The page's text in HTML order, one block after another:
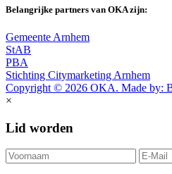
Belangrijke partners van OKA zijn:
Gemeente Arnhem
StAB
PBA
Stichting Citymarketing Arnhem
Copyright © 2026 OKA. Made by:
×
Lid worden